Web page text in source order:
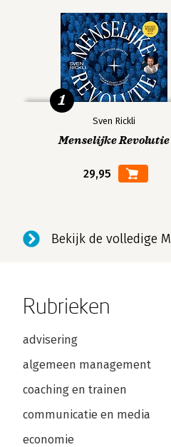
Sven Rickli
Menselijke Revolutie
29,95
1
Bekijk de volledige
Rubrieken
advisering
algemeen management
coaching en trainen
communicatie en media
economie